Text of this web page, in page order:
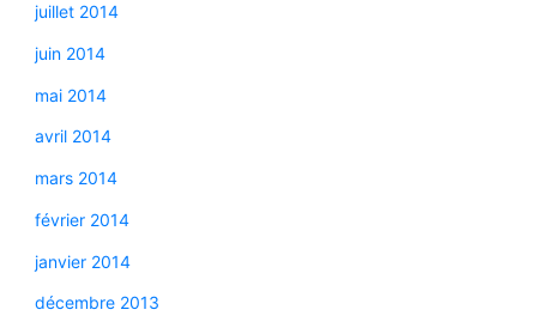
juillet 2014
juin 2014
mai 2014
avril 2014
mars 2014
février 2014
janvier 2014
décembre 2013